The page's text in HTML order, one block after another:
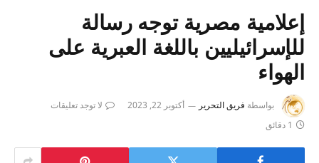
إعلامية مصرية توجه رسالة
للإسرائيليين باللغة العبرية على
الهواء
بواسطة فريق التحرير أكتوبر 22, 2023
لا توجد تعليقات
1 دقائق